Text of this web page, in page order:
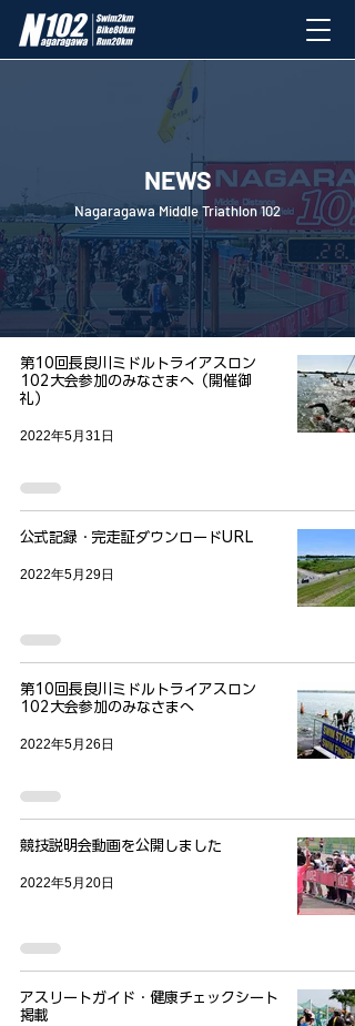
NEWS
Nagaragawa Middle Triathlon 102
第10回長良川ミドルトライアスロン
102大会参加のみなさまへ（開催御
礼）
2022年5月31日
公式記録・完走証ダウンロードURL
2022年5月29日
第10回長良川ミドルトライアスロン
102大会参加のみなさまへ
2022年5月26日
競技説明会動画を公開しました
2022年5月20日
アスリートガイド・健康チェックシート
掲載